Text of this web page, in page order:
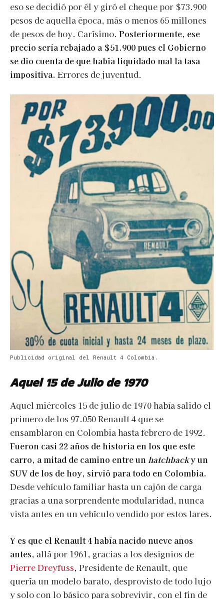
eso se decidió por él y giró el cheque por $73.900
pesos de aquella época, más o menos 65 millones
de pesos de hoy. Carísimo. Posteriormente, ese
precio sería rebajado a $51.900 pues el Gobierno
se dio cuenta de que había liquidado mal la tasa
impositiva. Errores de juventud.
Publicidad original del Renault 4 Colombia.
Aquel 15 de Julio de 1970
Aquel miércoles 15 de julio de 1970 había salido el
primero de los 97.050 Renault 4 que se
ensamblaron en Colombia hasta febrero de 1992.
Fueron casi 22 años de historia en los que este
carro, a mitad de camino entre un hatchbacky un
SUV de los de hoy, sirvió para todo en Colombia.
Desde vehículo familiar hasta un cajón de carga
gracias a una sorprendente modularidad, nunca
vista antes en un vehículo vendido por estos lares.
Y es que el Renault 4 había nacido nueve años
antes, allá por 1961, gracias a los designios de
Pierre Dreyfuss, Presidente de Renault, que
quería un modelo barato, desprovisto de todo lujo
y solo con lo básico para sobrevivir, con el fin de